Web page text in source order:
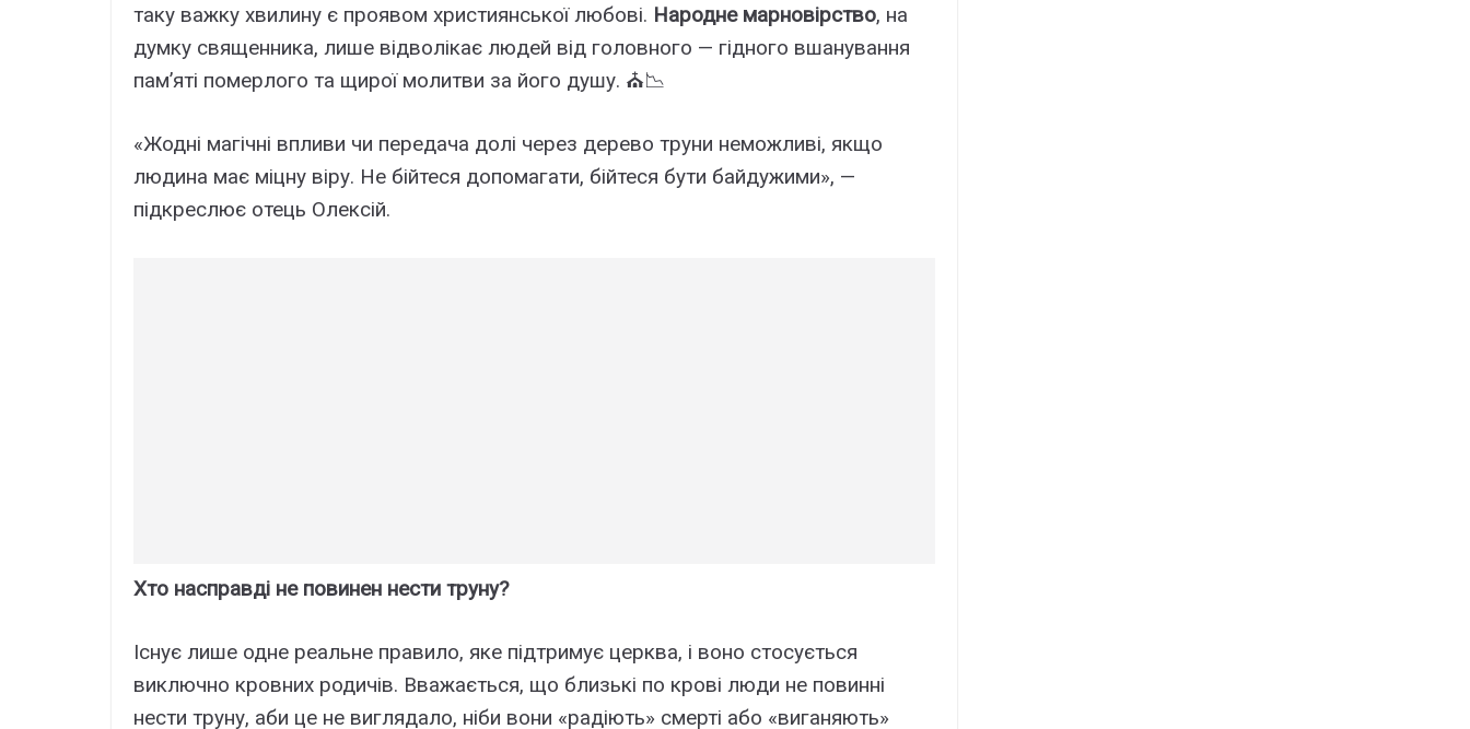
таку важку хвилину є проявом християнської любові. Народне марновірство, на
думку священника, лише відволікає людей від головного — гідного вшанування
пам’яті померлого та щирої молитви за його душу. ⛪📉
«Жодні магічні впливи чи передача долі через дерево труни неможливі, якщо
людина має міцну віру. Не бійтеся допомагати, бійтеся бути байдужими», —
підкреслює отець Олексій.
Хто насправді не повинен нести труну?
Існує лише одне реальне правило, яке підтримує церква, і воно стосується
виключно кровних родичів. Вважається, що близькі по крові люди не повинні
нести труну, аби це не виглядало, ніби вони «радіють» смерті або «виганяють»